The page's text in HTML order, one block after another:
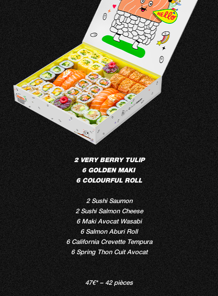
2 VERY BERRY TULIP
6 GOLDEN MAKI
6 COLOURFUL ROLL
2 Sushi Saumon
2 Sushi Salmon Cheese
6 Maki Avocat Wasabi
6 Salmon Aburi Roll
6 California Crevette Tempura
6 Spring Thon Cuit Avocat
47€* – 42 pièces